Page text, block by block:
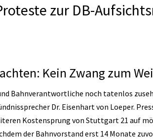
zur DB-
Kein Zwang zum
Bahnverantwortliche noch tatenlos
Dr. Eisenhart von Loeper.
Kostensprung von Stuttgart 21 auf
der Bahnvorstand erst 14 Monate